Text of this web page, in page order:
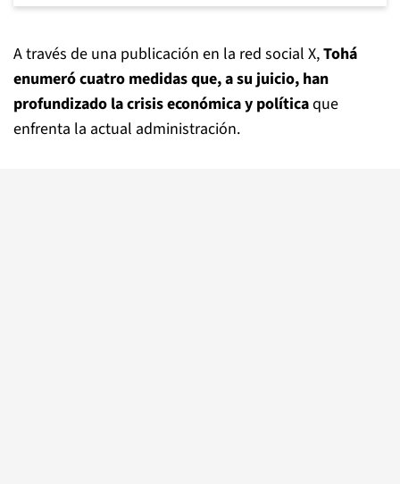
A través de una publicación en la red social X,Tohá
enumeró cuatro medidas que, a su juicio, han
profundizado la crisis económica y políticaque
enfrenta la actual administración.